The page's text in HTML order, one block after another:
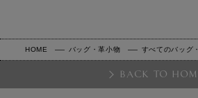
HOME バッグ・革小物 すべてのバッグ
BACK TO